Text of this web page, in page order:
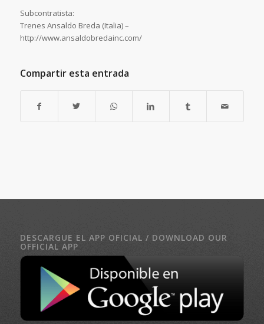
Subcontratista:
Trenes Ansaldo Breda (Italia) –
http://www.ansaldobredainc.com/
Compartir esta entrada
DESCARGUE EL APP OFICIAL / DOWNLOAD OUR
OFFICIAL APP